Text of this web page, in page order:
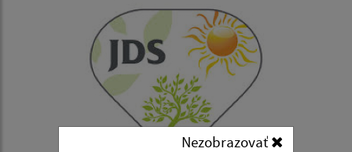
Nezobrazovať